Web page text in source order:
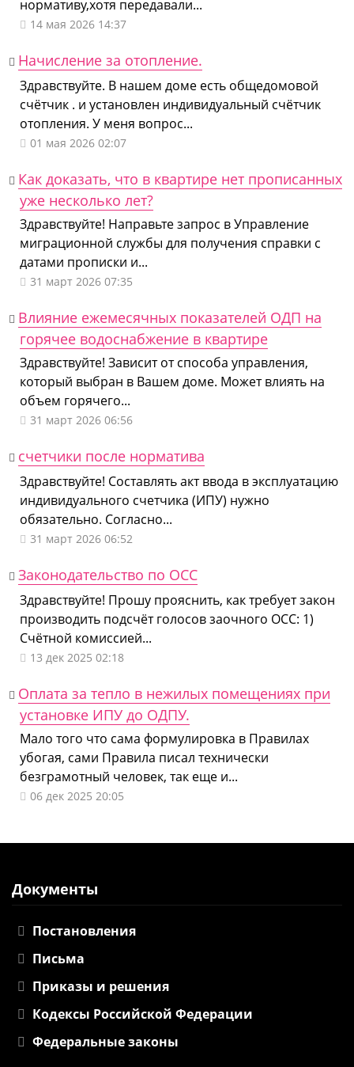
нормативу,хотя передавали...
14 мая 2026 14:37
Начисление за отопление.
Здравствуйте. В нашем доме есть общедомовой
счётчик . и установлен индивидуальный счётчик
отопления. У меня вопрос...
01 мая 2026 02:07
Как доказать, что в квартире нет прописанных
уже несколько лет?
Здравствуйте! Направьте запрос в Управление
миграционной службы для получения справки с
датами прописки и...
31 март 2026 07:35
Влияние ежемесячных показателей ОДП на
горячее водоснабжение в квартире
Здравствуйте! Зависит от способа управления,
который выбран в Вашем доме. Может влиять на
объем горячего...
31 март 2026 06:56
счетчики после норматива
Здравствуйте! Составлять акт ввода в эксплуатацию
индивидуального счетчика (ИПУ) нужно
обязательно. Согласно...
31 март 2026 06:52
Законодательство по ОСС
Здравствуйте! Прошу прояснить, как требует закон
производить подсчёт голосов заочного ОСС: 1)
Счётной комиссией...
13 дек 2025 02:18
Оплата за тепло в нежилых помещениях при
установке ИПУ до ОДПУ.
Мало того что сама формулировка в Правилах
убогая, сами Правила писал технически
безграмотный человек, так еще и...
06 дек 2025 20:05
Документы
Постановления
Письма
Приказы и решения
Кодексы Российской Федерации
Федеральные законы